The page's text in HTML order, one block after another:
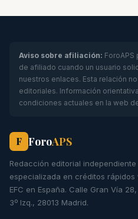
Aviso sobre afiliación:
de afiliado cuando un usuario
nuestros enlaces. Esta relación
editoriales. Información
condiciones actuales en la web
F ForoAPS
Redacción editorial independiente
especializada en créditos rápidos
EFC en España. Calle Gran Vía 28,
3º Izq., 28013 Madrid.